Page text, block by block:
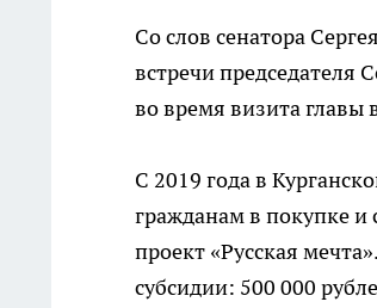
Со слов сенатора
встречи
во время визита главы
С 2019 года в
гражданам в покупке и
проект «Русская
субсидии: 500 000